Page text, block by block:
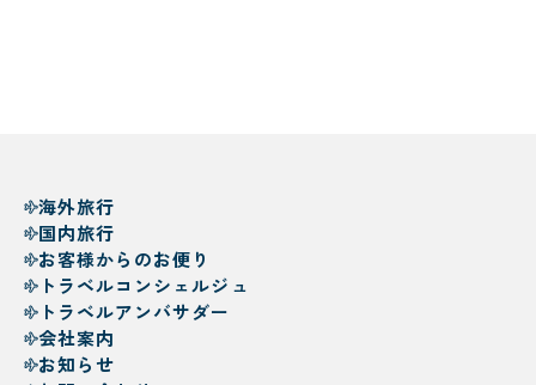
海外旅行
国内旅行
お客様からのお便り
トラベルコンシェルジュ
トラベルアンバサダー
会社案内
お知らせ